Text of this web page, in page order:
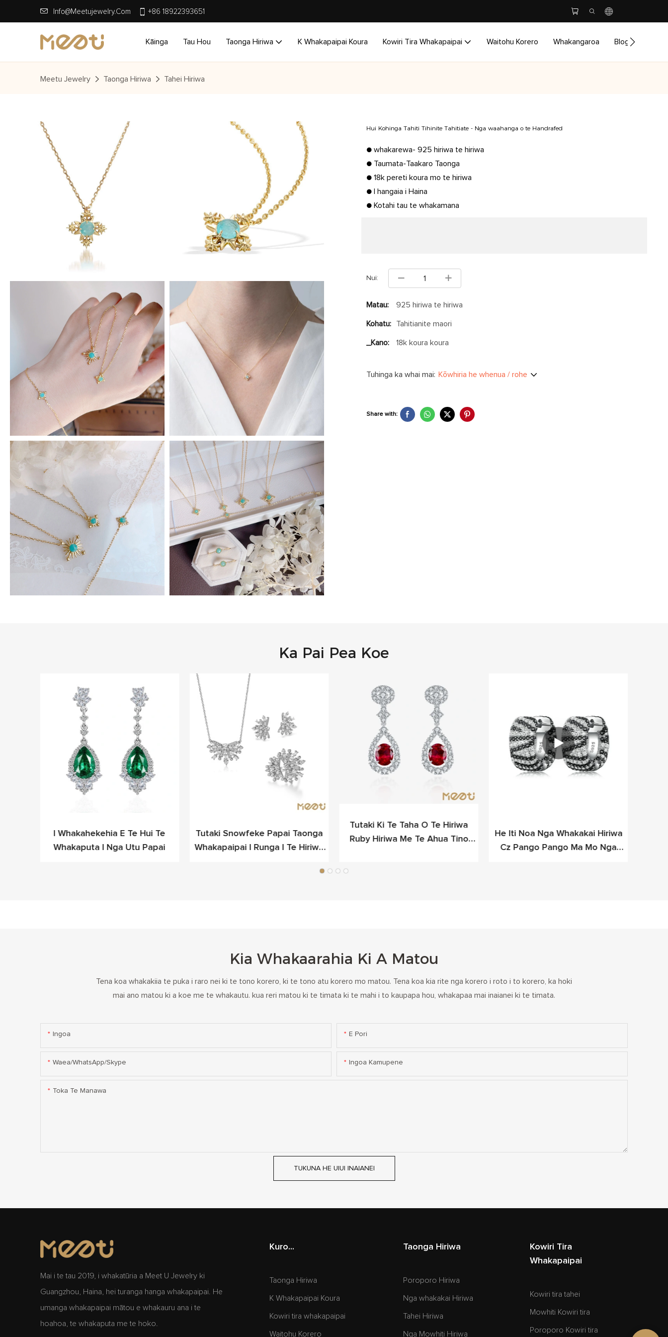
Info@meetujewelry.com +86 18922393651
Kāinga Tau Hou Taonga Hiriwa K Whakapaipai Koura Kowiri Tira Whakapaipai Waitohu Korero Whakangaroa Blog
Meetu Jewelry Taonga Hiriwa Tahei Hiriwa
Hui Kohinga Tahiti Tihinite Tahitiate - Nga waahanga o te Handrafed
● whakarewa- 925 hiriwa te hiriwa
● Taumata-Taakaro Taonga
● 18k pereti koura mo te hiriwa
● I hangaia i Haina
● Kotahi tau te whakamana
Nui:
Matau: 925 hiriwa te hiriwa
Kohatu: Tahitianite maori
_Kano: 18k koura koura
Tuhinga ka whai mai: Kōwhiria he whenua / rohe
Share with:
Ka Pai Pea Koe
I Whakahekehia E Te Hui Te
Whakaputa I Nga Utu Papai
Tutaki Snowfeke Papai Taonga
Whakapaipai I Runga I Te Hiriwa
Tutaki Ki Te Taha O Te Hiriwa
Ruby Hiriwa Me Te Ahua Tino
He Iti Noa Nga Whakakai Hiriwa
Cz Pango Pango Ma Mo Nga
Kia Whakaarahia Ki A Matou
Tena koa whakakiia te puka i raro nei ki te tono korero, ki te tono atu korero mo matou. Tena koa kia rite nga korero i roto i to korero, ka hoki
mai ano matou ki a koe me te whakautu. kua reri matou ki te timata ki te mahi i to kaupapa hou, whakapaa mai inaianei ki te timata.
Ingoa E Pori
Waea/WhatsApp/Skype Ingoa Kamupene
Toka Te Manawa
TUKUNA HE UIUI INAIANEI
Mai i te tau 2019, i whakatūria a Meet U Jewelry ki
Guangzhou, Haina, hei turanga hanga whakapaipai. He
umanga whakapaipai mātou e whakauru ana i te
hoahoa, te whakaputa me te hoko.
Kuro...
Taonga Hiriwa
K Whakapaipai Koura
Kowiri tira whakapaipai
Waitohu Korero
Taonga Hiriwa
Poroporo Hiriwa
Nga whakakai Hiriwa
Tahei Hiriwa
Nga Mowhiti Hiriwa
Kowiri Tira
Whakapaipai
Kowiri tira tahei
Mowhiti Kowiri tira
Poroporo Kowiri tira